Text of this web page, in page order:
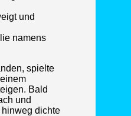
und
namens
spielte
Bald
und
dichte